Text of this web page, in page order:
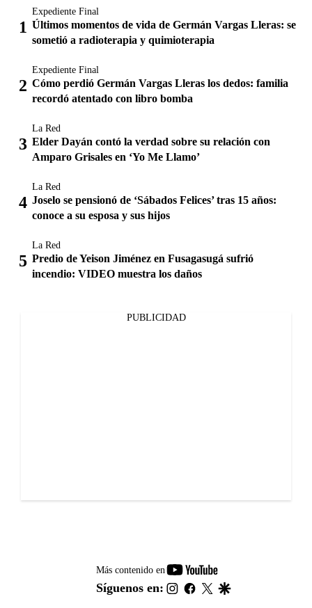
Expediente Final
Últimos momentos de vida de Germán Vargas Lleras: se
sometió a radioterapia y quimioterapia
Expediente Final
Cómo perdió Germán Vargas Lleras los dedos: familia
recordó atentado con libro bomba
La Red
Elder Dayán contó la verdad sobre su relación con
Amparo Grisales en ‘Yo Me Llamo’
La Red
Joselo se pensionó de ‘Sábados Felices’ tras 15 años:
conoce a su esposa y sus hijos
La Red
Predio de Yeison Jiménez en Fusagasugá sufrió
incendio: VIDEO muestra los daños
PUBLICIDAD
Más contenido en
youtube-
footer
Síguenos en: instagram
facebook
twitter